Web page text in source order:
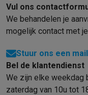
Vul ons
We behandelen je
mogelijk contact met
Stuur ons een mail
Bel de klantendienst
We zijn elke weekdag
zaterdag van 10u tot